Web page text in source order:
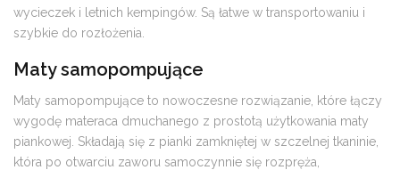
wycieczek i letnich kempingów. Są łatwe w transportowaniu i
szybkie do rozłożenia.
Maty samopompujące
Maty samopompujące to nowoczesne rozwiązanie, które łączy
wygodę materaca dmuchanego z prostotą użytkowania maty
piankowej. Składają się z pianki zamkniętej w szczelnej tkaninie,
która po otwarciu zaworu samoczynnie się rozpręża,